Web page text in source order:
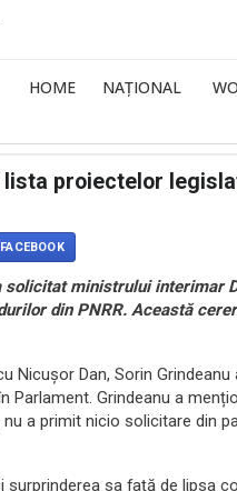
HOME NAȚIONAL
proiectelor
FACEBOOK
solicitat ministrului
din PNRR. Această
Nicușor Dan, Sorin
Parlament. Grindeanu a
a primit nicio solicitare din
surprinderea sa față de lipsa